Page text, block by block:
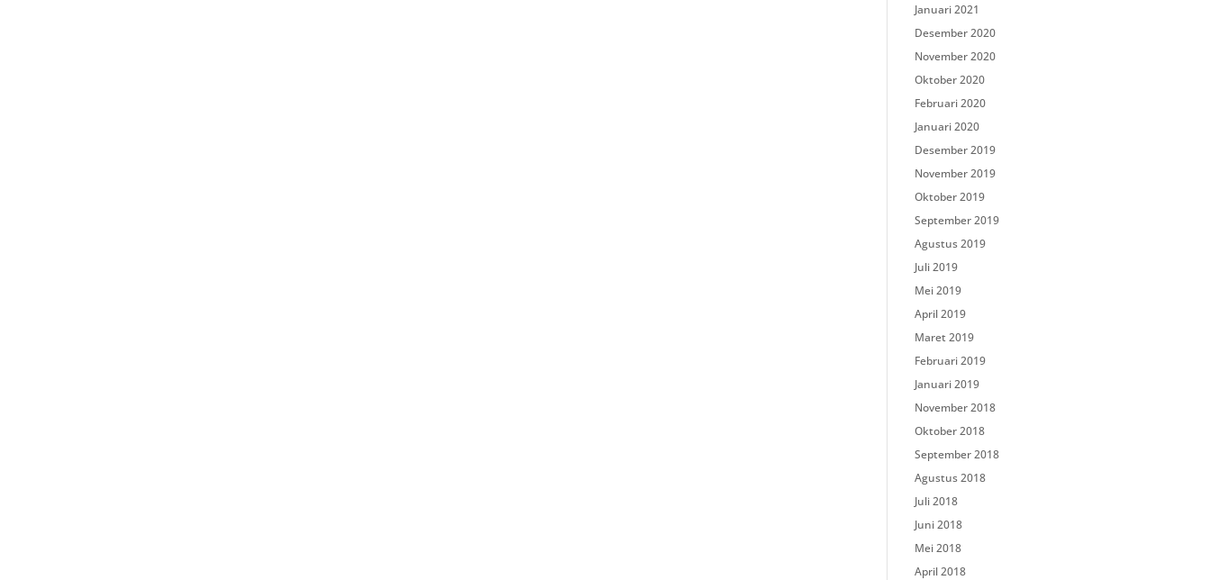
Januari 2021
Desember 2020
November 2020
Oktober 2020
Februari 2020
Januari 2020
Desember 2019
November 2019
Oktober 2019
September 2019
Agustus 2019
Juli 2019
Mei 2019
April 2019
Maret 2019
Februari 2019
Januari 2019
November 2018
Oktober 2018
September 2018
Agustus 2018
Juli 2018
Juni 2018
Mei 2018
April 2018